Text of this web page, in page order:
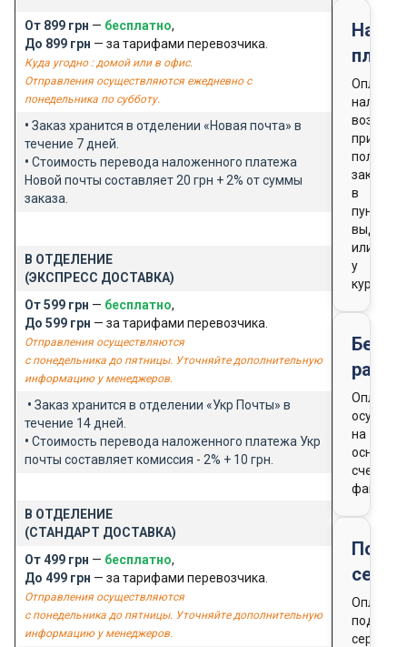
От 899 грн — бесплатно,
До 899 грн — за тарифами перевозчика.
Куда угодно : домой или в офис.
Отправления осуществляются ежедневно с
понедельника по субботу.
• Заказ хранится в отделении «Новая почта» в
течение 7 дней.
• Стоимость перевода наложенного платежа
Новой почты составляет 20 грн + 2% от суммы
заказа.
В ОТДЕЛЕНИЕ
(ЭКСПРЕСС ДОСТАВКА)
От 599 грн — бесплатно,
До 599 грн — за тарифами перевозчика.
Отправления осуществляются
с понедельника до пятницы. Уточняйте дополнительную
информацию у менеджеров.
• Заказ хранится в отделении «Укр Почты» в
течение 14 дней.
• Стоимость перевода наложенного платежа Укр
почты составляет комиссия - 2% + 10 грн.
В ОТДЕЛЕНИЕ
(СТАНДАРТ ДОСТАВКА)
От 499 грн — бесплатно,
До 499 грн — за тарифами перевозчика.
Отправления осуществляются
с понедельника до пятницы. Уточняйте дополнительную
информацию у менеджеров.
Оплата
при
заказа
в
пункте
выдачи
или
у
курьера
Оплата
на
счета-
фактуры
Оплата